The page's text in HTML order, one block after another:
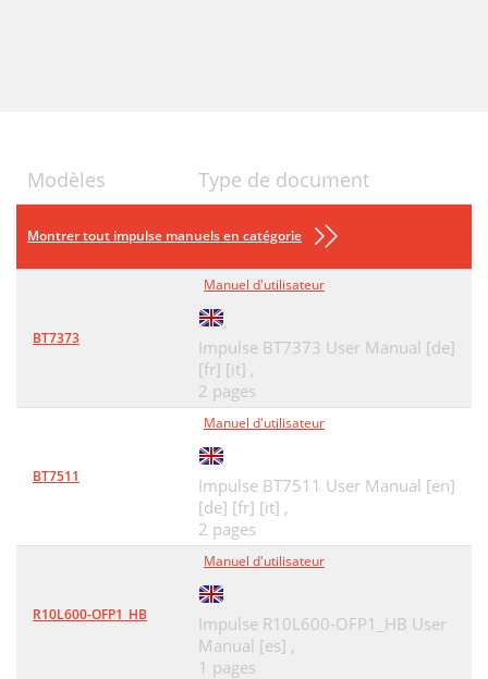
Modèles Type de document
Montrer tout impulse manuels en catégorie
BT7373
Manuel d'utilisateur
Impulse BT7373 User Manual [de]
[fr] [it] ,
2 pages
BT7511
Manuel d'utilisateur
Impulse BT7511 User Manual [en]
[de] [fr] [it] ,
2 pages
R10L600-OFP1_HB
Manuel d'utilisateur
Impulse R10L600-OFP1_HB User
Manual [es] ,
1 pages